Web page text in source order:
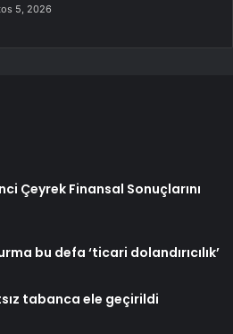
5, 2026
Çeyrek Finansal Sonuçlarını
bu defa ‘ticari dolandırıcılık’
tabanca ele geçirildi